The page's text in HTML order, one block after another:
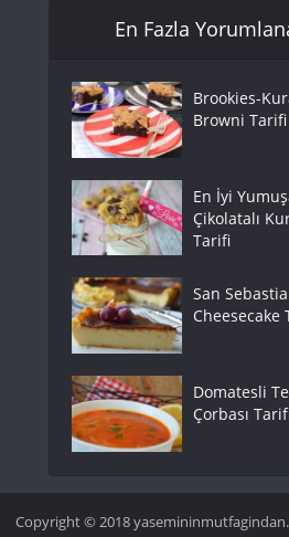
En Fazla
Brookies-
Browni Tarifi
En İyi
Çikolatalı
Tarifi
San
Cheesecake
Domatesli
Çorbası Tarifi
Copyright © 2018